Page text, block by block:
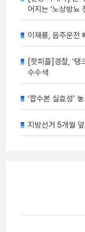
어지는 ‘노상방뇨
이재룡, 음주운전
[핫피플]경찰, ‘탱
수수색
‘합수본 실효성’
지방선거 5개월